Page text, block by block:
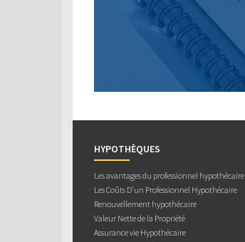
HYPOTHÈQUES
Les avantages du professionnel hypothécaire
Les Coûts D’un Professionnel Hypothécaire
Renouvellement hypothécaire
Valeur Nette de la Propriété
Assurance vie Hypothécaire